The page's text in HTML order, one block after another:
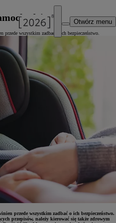
Otwórz menu
przede wszystkim zadbać o ich bezpieczeństwo.
przede wszystkim zadbać o ich bezpieczeństwo.
przepisów, należy kierować się także zdrowym